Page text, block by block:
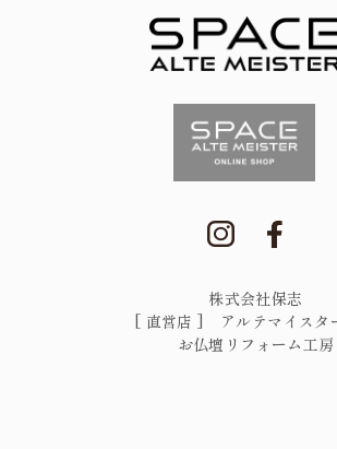
株式会社保志
[ 直営店 ] アルテマイスタ
お仏壇リフォーム工房